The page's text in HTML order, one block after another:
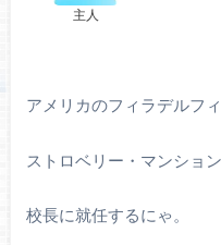
主人
アメリカのフィラデルフ
ストロベリー・マンショ
校長に就任するにゃ。